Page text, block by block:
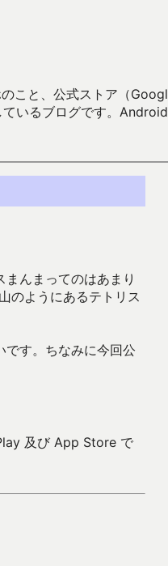
こと、公式ストア（
いるブログです。
んまってのはあまり
のようにあるテトリス
です。ちなみに今回公
及び App Store で